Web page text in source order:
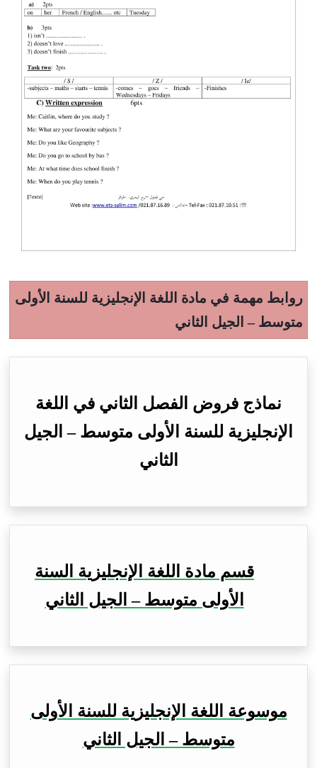
روابط مهمة في مادة اللغة الإنجليزية للسنة الأولى
متوسط – الجيل الثاني
نماذج فروض الفصل الثاني في اللغة
الإنجليزية للسنة الأولى متوسط – الجيل
الثاني
قسم مادة اللغة الإنجليزية السنة
الأولى متوسط – الجيل الثاني
موسوعة اللغة الإنجليزية للسنة الأولى
متوسط – الجيل الثاني